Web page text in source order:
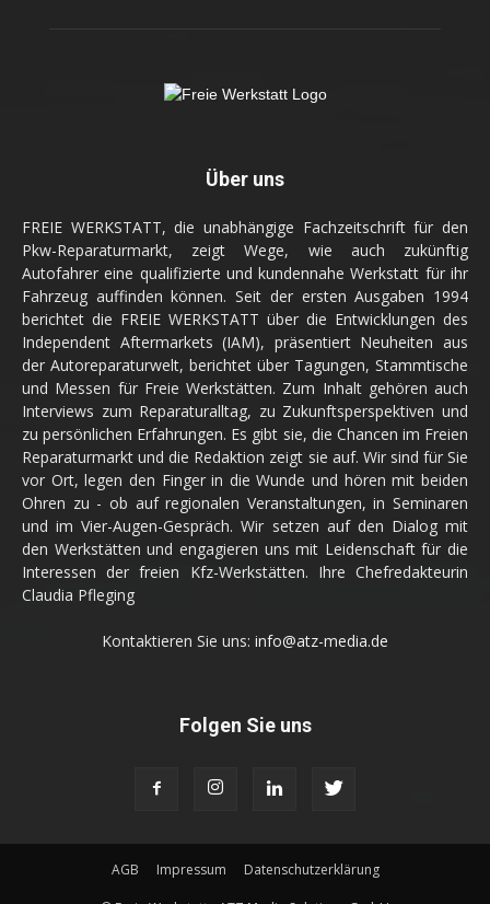
Über uns
FREIE WERKSTATT, die unabhängige Fachzeitschrift für den
Pkw-Reparaturmarkt, zeigt Wege, wie auch zukünftig
Autofahrer eine qualifizierte und kundennahe Werkstatt für ihr
Fahrzeug auffinden können. Seit der ersten Ausgaben 1994
berichtet die FREIE WERKSTATT über die Entwicklungen des
Independent Aftermarkets (IAM), präsentiert Neuheiten aus
der Autoreparaturwelt, berichtet über Tagungen, Stammtische
und Messen für Freie Werkstätten. Zum Inhalt gehören auch
Interviews zum Reparaturalltag, zu Zukunftsperspektiven und
zu persönlichen Erfahrungen. Es gibt sie, die Chancen im Freien
Reparaturmarkt und die Redaktion zeigt sie auf. Wir sind für Sie
vor Ort, legen den Finger in die Wunde und hören mit beiden
Ohren zu - ob auf regionalen Veranstaltungen, in Seminaren
und im Vier-Augen-Gespräch. Wir setzen auf den Dialog mit
den Werkstätten und engagieren uns mit Leidenschaft für die
Interessen der freien Kfz-Werkstätten. Ihre Chefredakteurin
Claudia Pfleging
Kontaktieren Sie uns: info@atz-media.de
Folgen Sie uns
AGB Impressum Datenschutzerklärung